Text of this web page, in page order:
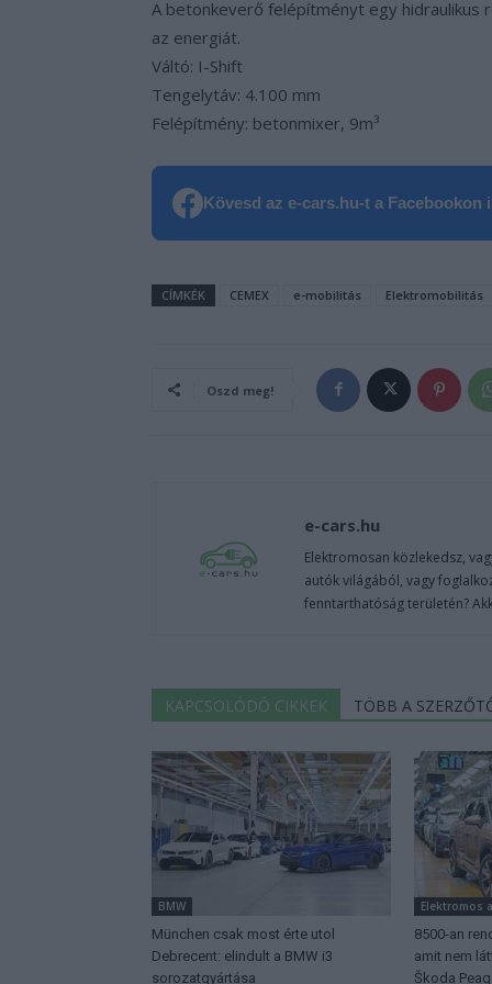
A betonkeverő felépítményt egy hidraulikus
az energiát.
Váltó: I-Shift
Tengelytáv: 4.100 mm
Felépítmény: betonmixer, 9m³
Kövesd az e-cars.hu-t a Facebookon
CÍMKÉK CEMEX e-mobilitás Elektromobilitás
Oszd meg!
e-cars.hu
Elektromosan közlekedsz,
autók világából, vagy
fenntarthatóság területén?
KAPCSOLÓDÓ CIKKEK TÖBB A
BMW
München csak most érte utol
Debrecent: elindult a BMW i3
sorozatgyártása
Elektromos
8500-an
amit nem
Škoda